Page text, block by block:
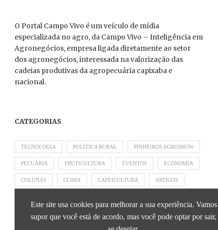
O Portal Campo Vivo é um veículo de mídia
especializada no agro, da Campo Vivo – Inteligência em
Agronegócios, empresa ligada diretamente ao setor
dos agronegócios, interessada na valorização das
cadeias produtivas da agropecuária capixaba e
nacional.
CATEGORIAS
TECNOLOGIA POLÍTICA RURAL PINHEIROS AGROSHOW
PECUÁRIA FRUTICULTURA EVENTOS ECONOMIA
COLUNAS CLIMA CAFEICULTURA ARTIGOS
APRESENTADO POR BRAPEX
Este site usa cookies para melhorar a sua experiência. Vamos
supor que você está de acordo, mas você pode optar por sair,